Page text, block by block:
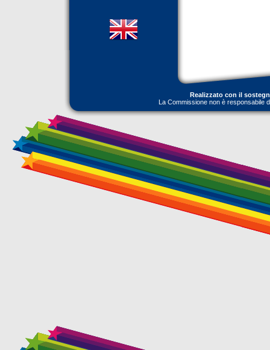
Realizzato con il
La Commissione non è responsabile